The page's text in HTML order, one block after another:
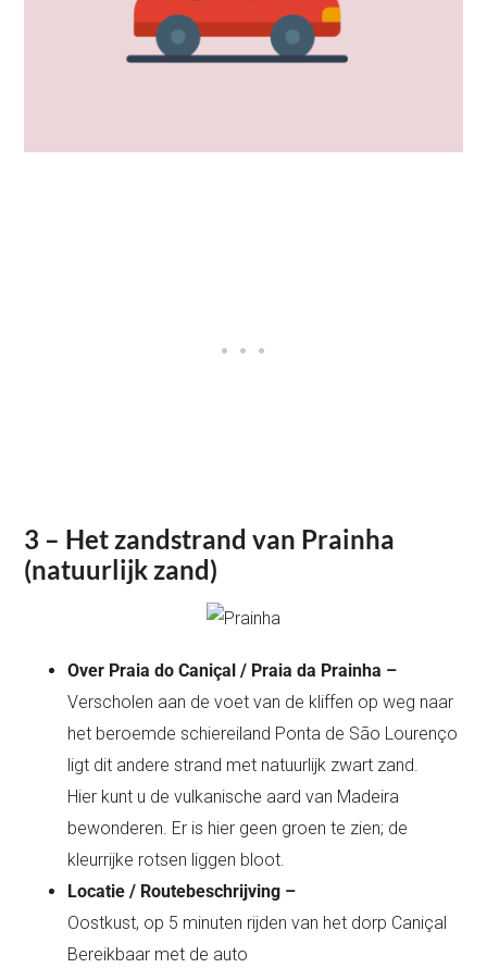
3 – Het zandstrand van Prainha
(natuurlijk zand)
Over Praia do Caniçal / Praia da Prainha –
Verscholen aan de voet van de kliffen op weg naar
het beroemde schiereiland Ponta de São Lourenço
ligt dit andere strand met natuurlijk zwart zand.
Hier kunt u de vulkanische aard van Madeira
bewonderen. Er is hier geen groen te zien; de
kleurrijke rotsen liggen bloot.
Locatie / Routebeschrijving –
Oostkust, op 5 minuten rijden van het dorp Caniçal
Bereikbaar met de auto